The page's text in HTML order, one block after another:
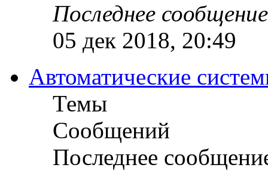
Последнее сообщение
05 дек 2018, 20:49
Автоматические
Темы
Сообщений
Последнее